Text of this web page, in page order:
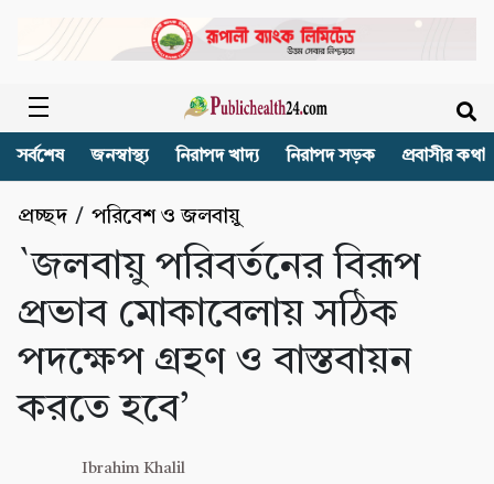
সর্বশেষ জনস্বাস্থ্য নিরাপদ খাদ্য নিরাপদ সড়ক প্রবাসীর কথা
প্রচ্ছদ / পরিবেশ ও জলবায়ু
`জলবায়ু পরিবর্তনের বিরূপ
প্রভাব মোকাবেলায় সঠিক
পদক্ষেপ গ্রহণ ও বাস্তবায়ন
করতে হবে’
Ibrahim Khalil